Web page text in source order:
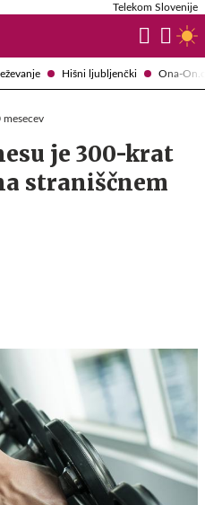
Hišni ljubljenčki Ona-
Telekom Slovenije
mesecev
je 300-krat
straniščnem